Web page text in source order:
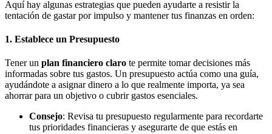
Aquí hay algunas estrategias que pueden ayudarte a resistir la
tentación de gastar por impulso y mantener tus finanzas en orden:
1. Establece un Presupuesto
Tener un plan financiero claro te permite tomar decisiones más
informadas sobre tus gastos. Un presupuesto actúa como una guía,
ayudándote a asignar dinero a lo que realmente importa, ya sea
ahorrar para un objetivo o cubrir gastos esenciales.
Consejo: Revisa tu presupuesto regularmente para recordarte
tus prioridades financieras y asegurarte de que estás en